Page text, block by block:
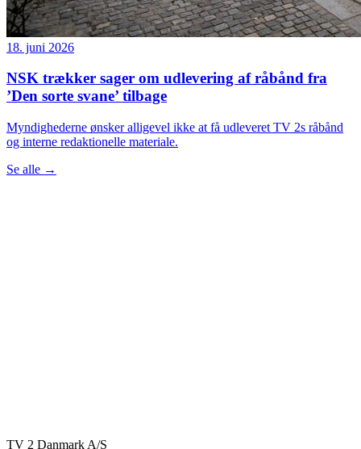
18. juni 2026
NSK trækker sager om udlevering af råbånd fra
’Den sorte svane’ tilbage
Myndighederne ønsker alligevel ikke at få udleveret TV 2s råbånd
og interne redaktionelle materiale.
Se alle →
TV 2 Danmark A/S